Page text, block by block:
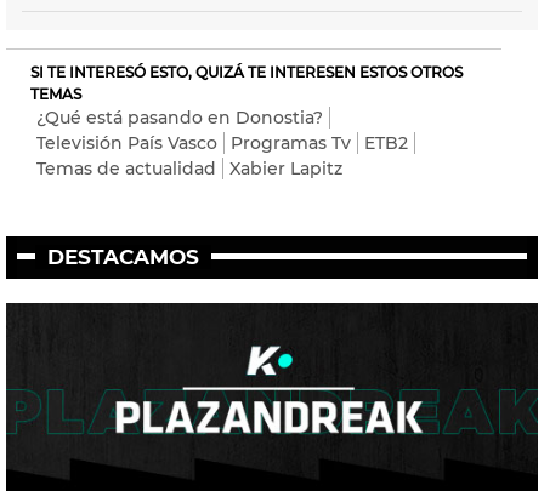
SI TE INTERESÓ ESTO, QUIZÁ TE INTERESEN ESTOS OTROS
TEMAS
¿Qué está pasando en Donostia?
Televisión País Vasco
Programas Tv
ETB2
Temas de actualidad
Xabier Lapitz
DESTACAMOS